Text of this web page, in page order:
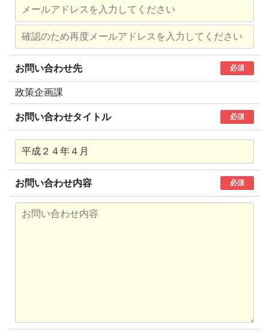
お問い合わせ先 必須
政策企画課
お問い合わせタイトル 必須
お問い合わせ内容 必須